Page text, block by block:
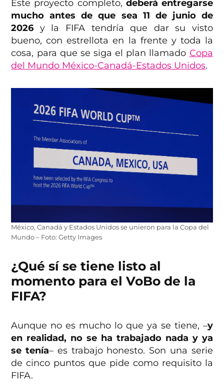
Este proyecto completo, deberá entregarse
mucho antes de que sea 11 de junio de
2026 y la FIFA tendría que dar su visto
bueno, con estrellota en la frente y toda la
cosa, para que se siga el plan llamado Copa
del Mundo México-Canadá-Estados Unidos.
México, Canadá y Estados Unidos se unieron para la Copa del
Mundo – Foto: Getty Images
¿Qué sí se tiene listo al
momento para el VoBo de la
FIFA?
Aunque no es mucho lo que ya se tiene, –y
en realidad, no se ha trabajado nada y ya
se tenía– es trabajo honesto. Son una serie
de cinco puntos que pide como requisito la
FIFA.